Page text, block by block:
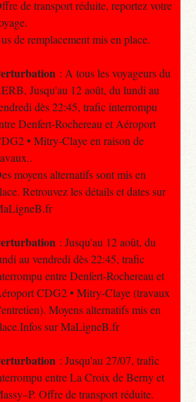
de transport réduite, reportez votre
de remplacement mis en place.
: A tous les voyageurs du
Jusqu'au 12 août, du lundi au
dès 22:45, trafic interrompu
Denfert-Rochereau et Aéroport
• Mitry-Claye en raison de
moyens alternatifs sont mis en
Retrouvez les détails et dates sur
: Jusqu'au 12 août, du
au vendredi dès 22:45, trafic
entre Denfert-Rochereau et
CDG2 • Mitry-Claye (travaux
Moyens alternatifs mis en
sur MaLigneB.fr
: Jusqu'au 27/07, trafic
entre La Croix de Berny et
Offre de transport réduite.